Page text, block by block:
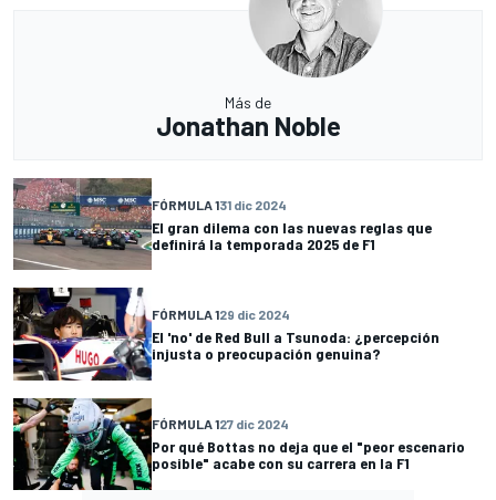
Más de
Jonathan Noble
FÓRMULA 131 dic 2024
El gran dilema con las nuevas reglas que
definirá la temporada 2025 de F1
FÓRMULA 129 dic 2024
El 'no' de Red Bull a Tsunoda: ¿percepción
injusta o preocupación genuina?
FÓRMULA 127 dic 2024
Por qué Bottas no deja que el "peor escenario
posible" acabe con su carrera en la F1